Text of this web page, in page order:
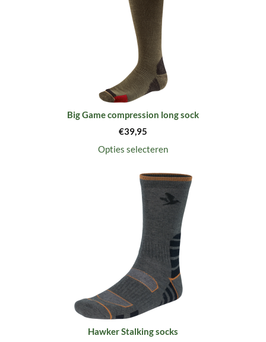
Big Game compression long sock
€39,95
Opties selecteren
Hawker Stalking socks